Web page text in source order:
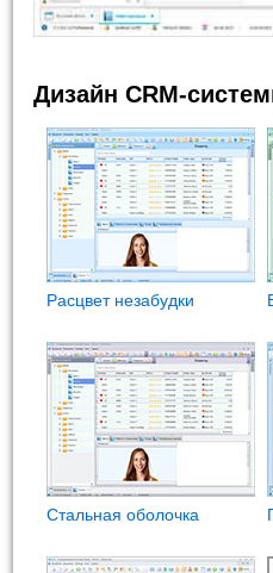
Дизайн CRM-
Расцвет незабудки
Стальная оболочка